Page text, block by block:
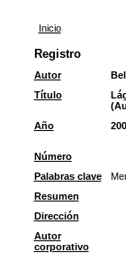
Inicio
Registro
Autor
Título
Año
Número
Palabras clave
Resumen
Dirección
Autor
corporativo